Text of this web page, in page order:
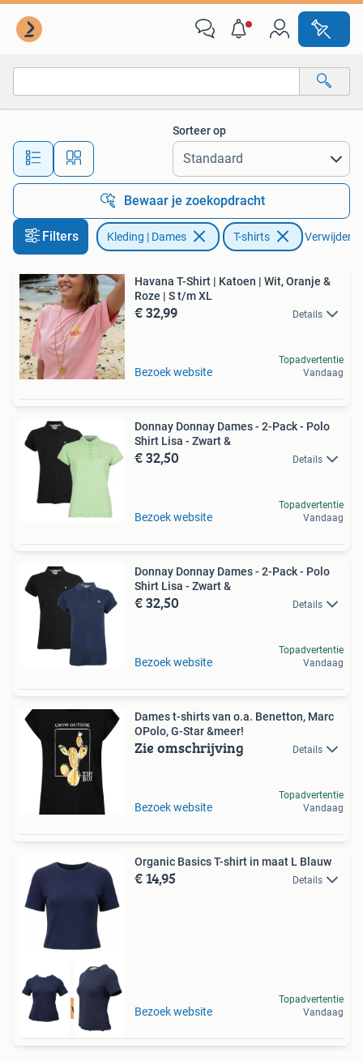
Alle afstanden…
Sorteer op
Bewaar je zoekopdracht
Filters Kleding | Dames T-shirts Verwijder
Havana T-Shirt | Katoen | Wit, Oranje &
Roze | S t/m XL
€ 32,99 Details
Bezoek website
Topadvertentie
Vandaag
Donnay Donnay Dames - 2-Pack - Polo
Shirt Lisa - Zwart &
€ 32,50 Details
Bezoek website
Topadvertentie
Vandaag
Donnay Donnay Dames - 2-Pack - Polo
Shirt Lisa - Zwart &
€ 32,50 Details
Bezoek website
Topadvertentie
Vandaag
Dames t-shirts van o.a. Benetton, Marc
OPolo, G-Star &meer!
Zie omschrijving Details
Bezoek website
Topadvertentie
Vandaag
Tot 75% voordeel
Organic Basics T-shirt in maat L Blauw
€ 14,95 Details
Bezoek website
Topadvertentie
Vandaag